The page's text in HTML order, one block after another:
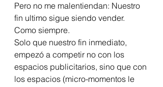
Pero no me malentiendan: Nuestro
fin ultimo sigue siendo vender.
Como siempre.
Solo que nuestro fin inmediato,
empezó a competir no con los
espacios publicitarios, sino que con
los espacios (micro-momentos le